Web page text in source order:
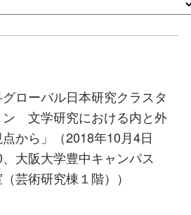
ローバル日本研究クラスタ
ン 文学研究における内と外
から」（2018年10月4日
、大阪大学豊中キャンパス
芸術研究棟１階））